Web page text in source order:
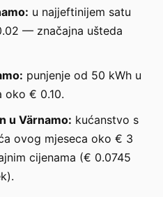
u najjeftinijem satu
— značajna ušteda
punjenje od 50 kWh u
oko € 0.10.
u Värnamo: kućanstvo s
ovog mjeseca oko € 3
cijenama (€ 0.0745